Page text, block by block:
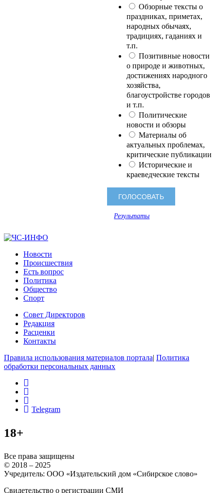
Обзорные тексты о
праздниках, приметах,
народных обычаях,
традициях, гаданиях и
т.п.
Позитивные новости
о природе и животных,
достижениях народного
хозяйства,
благоустройстве городов
и т.п.
Политические
новости и обзоры
Материалы об
актуальных проблемах,
критические публикации
Исторические и
краеведческие тексты
Результаты
Новости
Происшествия
Есть вопрос
Политика
Общество
Спорт
Совет Директоров
Редакция
Расценки
Контакты
Правила использования материалов портала| Политика
обработки персональных данных
Telegram
18+
Все права защищены
© 2018 – 2025
Учредитель: ООО «Издательский дом «Сибирское слово»
Свидетельство о регистрации СМИ